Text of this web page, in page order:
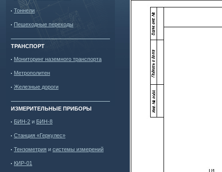
Тоннели
Пешеходные переходы
ТРАНСПОРТ
Мониторинг наземного транспорта
Метрополитен
Железные дороги
ИЗМЕРИТЕЛЬНЫЕ ПРИБОРЫ
БИН-2 и БИН-8
Станция «Геркулес»
Тензометрия и системы измерений
КИР-01